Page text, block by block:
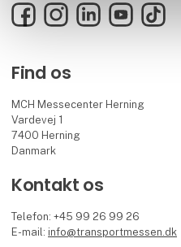
FacebookInstagramLinkedInYouTubeTikTok
Find os
MCH Messecenter Herning
Vardevej 1
7400 Herning
Danmark
Kontakt os
Telefon: +45 99 26 99 26
E-mail: info@transportmessen.dk